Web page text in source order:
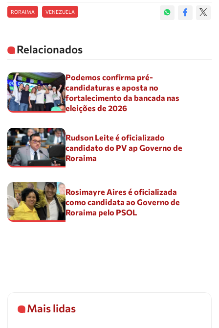
RORAIMA VENEZUELA
Relacionados
Podemos confirma pré-
candidaturas e aposta no
fortalecimento da bancada nas
eleições de 2026
Rudson Leite é oficializado
candidato do PV ap Governo de
Roraima
Rosimayre Aires é oficializada
como candidata ao Governo de
Roraima pelo PSOL
Mais lidas